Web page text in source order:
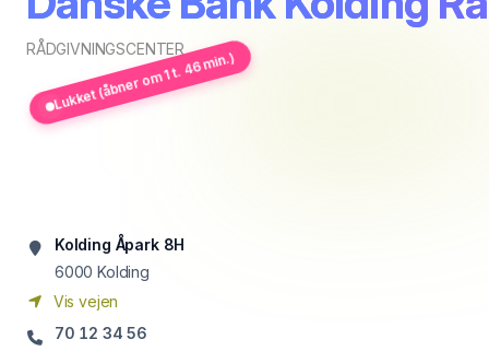
RÅDGIVNINGSCENTER
Lukket (åbner om 1 t. 46 min.)
Kolding Åpark 8H
6000 Kolding
Vis vejen
70 12 34 56